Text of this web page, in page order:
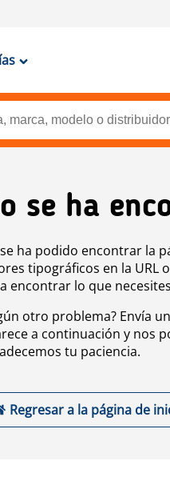
se ha
ha podido encontrar la
tipográficos en la URL
encontrar lo que
otro problema? Envía
a continuación y nos
tu paciencia.
Regresar a la página de